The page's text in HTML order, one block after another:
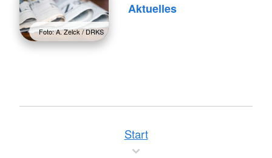
Foto: A. Zelck / DRKS
Aktuelles
Start